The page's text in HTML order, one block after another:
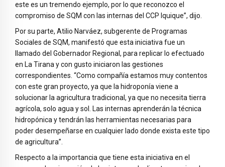
este es un tremendo ejemplo, por lo que reconozco el
compromiso de SQM con las internas del CCP Iquique”, dijo.
Por su parte, Atilio Narváez, subgerente de Programas
Sociales de SQM, manifestó que esta iniciativa fue un
llamado del Gobernador Regional, para replicar lo efectuado
en La Tirana y con gusto iniciaron las gestiones
correspondientes. “Como compañía estamos muy contentos
con este gran proyecto, ya que la hidroponía viene a
solucionar la agricultura tradicional, ya que no necesita tierra
agrícola, solo agua y sol. Las internas aprenderán la técnica
hidropónica y tendrán las herramientas necesarias para
poder desempeñarse en cualquier lado donde exista este tipo
de agricultura”.
Respecto a la importancia que tiene esta iniciativa en el